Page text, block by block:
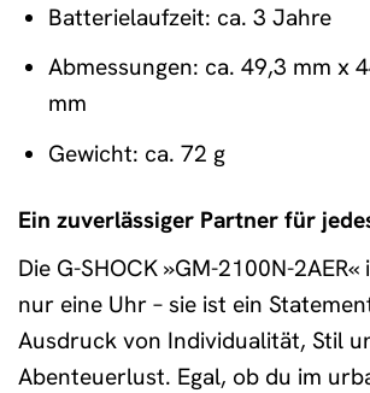
Batterielaufzeit: ca. 3 Jahre
Abmessungen: ca. 49,3 mm x
mm
Gewicht: ca. 72 g
Ein zuverlässiger Partner für
Die G-SHOCK »GM-2100N-
nur eine Uhr – sie ist ein
Ausdruck von Individualität, Stil
Abenteuerlust. Egal, ob du im